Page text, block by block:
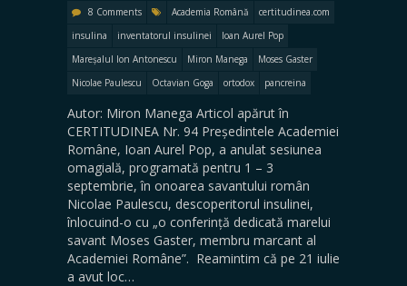
8 Comments
Academia Română
certitudinea.com
insulina
inventatorul insulinei
Ioan Aurel Pop
Mareșalul Ion Antonescu
Miron Manega
Moses Gaster
Nicolae Paulescu
Octavian Goga ortodox pancreina
Autor: Miron Manega Articol apărut în
CERTITUDINEA Nr. 94 Președintele Academiei
Române, Ioan Aurel Pop, a anulat sesiunea
omagială, programată pentru 1 – 3
septembrie, în onoarea savantului român
Nicolae Paulescu, descoperitorul insulinei,
înlocuind-o cu „o conferință dedicată marelui
savant Moses Gaster, membru marcant al
Academiei Române”. Reamintim că pe 21 iulie
a avut loc…